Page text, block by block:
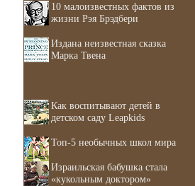
10 малоизвестных фактов из
жизни Рэя Брэдбери
Издана неизвестная сказка
Марка Твена
Как воспитывают детей в
детском саду Leapkids
Топ-5 необычных школ мира
Израильская бабушка стала
«кукольным доктором»